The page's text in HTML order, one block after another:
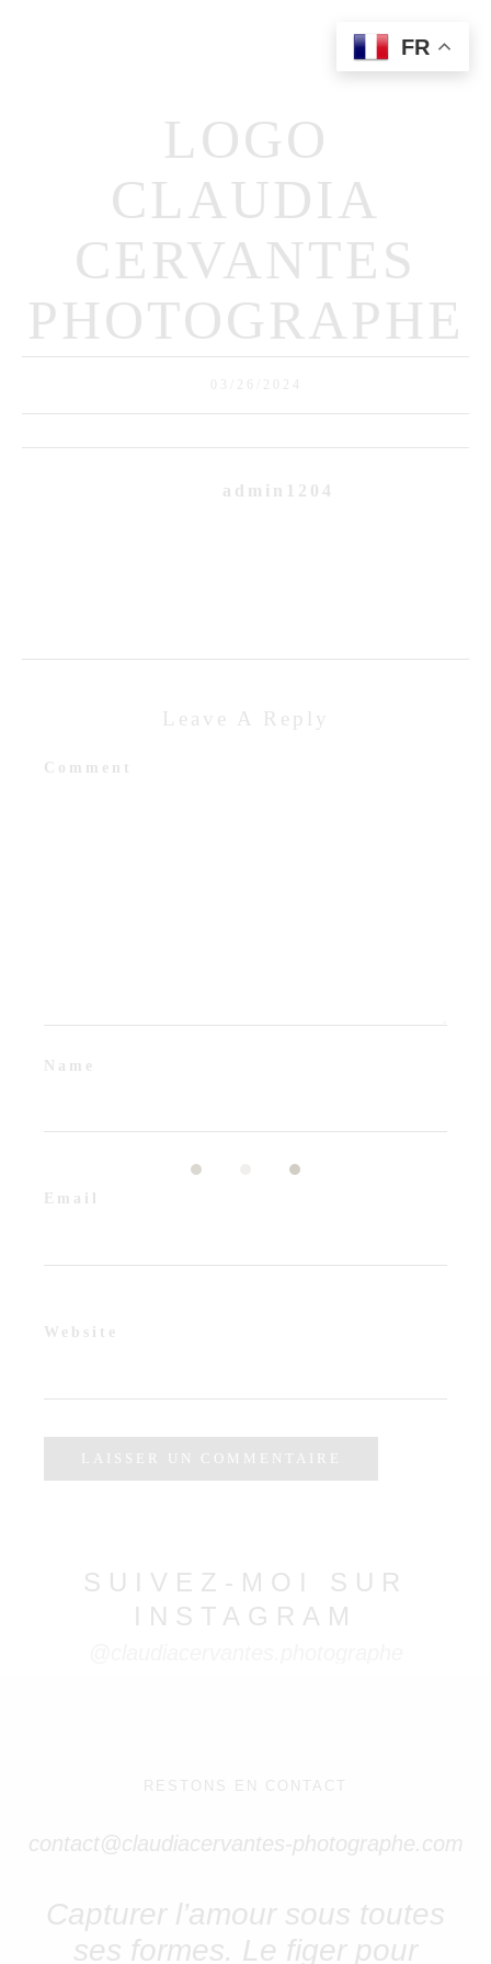
Home
LOGO
CLAUDIA
CERVANTES
PHOTOGRAPHE
03/26/2024
admin1204
Leave A Reply
Comment
Name
Email
Website
SUIVEZ-MOI SUR
INSTAGRAM
RESTONS EN CONTACT
contact@claudiacervantes-photographe.com
Capturer l’amour sous toutes
ses formes. Le figer pour
FR